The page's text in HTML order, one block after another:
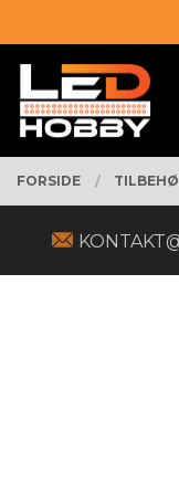
til
innholdet
PRODUKTER
FORSIDE